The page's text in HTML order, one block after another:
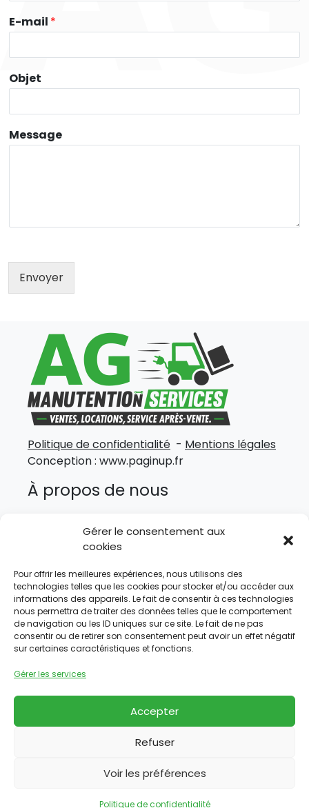
Gérer le consentement aux
cookies
Pour offrir les meilleures expériences, nous utilisons des
technologies telles que les cookies pour stocker et/ou accéder aux
informations des appareils. Le fait de consentir à ces technologies
nous permettra de traiter des données telles que le comportement
de navigation ou les ID uniques sur ce site. Le fait de ne pas
consentir ou de retirer son consentement peut avoir un effet négatif
sur certaines caractéristiques et fonctions.
Gérer les services
Accepter
Refuser
Voir les préférences
Politique de confidentialité
E-mail *
Objet
Message
Envoyer
Politique de confidentialité - Mentions légales
Conception : www.paginup.fr
À propos de nous
Services vous accompagne dans tous vos
projets d’acquisition, de location ou d’entretien
de matériel de manutention.
Plan du site
Accueil
Notre entreprise
Nos solutions
Nos services